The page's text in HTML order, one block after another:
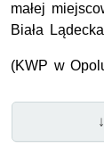
małej
Biała
(KWP w